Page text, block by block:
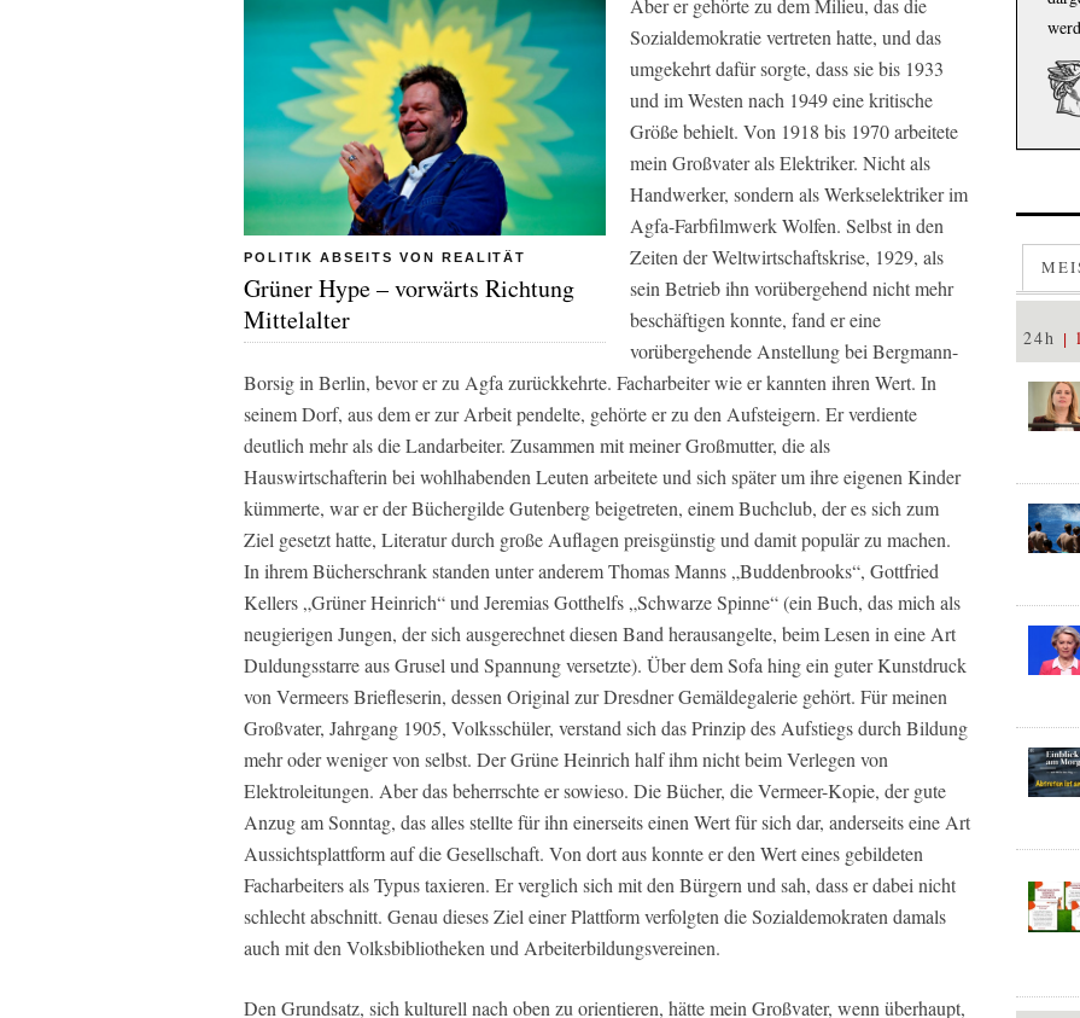
POLITIK ABSEITS VON REALITÄT
Grüner Hype – vorwärts Richtung
Mittelalter
Aber er gehörte zu dem Milieu, das die
Sozialdemokratie vertreten hatte, und das
umgekehrt dafür sorgte, dass sie bis 1933
und im Westen nach 1949 eine kritische
Größe behielt. Von 1918 bis 1970 arbeitete
mein Großvater als Elektriker. Nicht als
Handwerker, sondern als Werkselektriker im
Agfa-Farbfilmwerk Wolfen. Selbst in den
Zeiten der Weltwirtschaftskrise, 1929, als
sein Betrieb ihn vorübergehend nicht mehr
beschäftigen konnte, fand er eine
vorübergehende Anstellung bei Bergmann-
Borsig in Berlin, bevor er zu Agfa zurückkehrte. Facharbeiter wie er kannten ihren Wert. In
seinem Dorf, aus dem er zur Arbeit pendelte, gehörte er zu den Aufsteigern. Er verdiente
deutlich mehr als die Landarbeiter. Zusammen mit meiner Großmutter, die als
Hauswirtschafterin bei wohlhabenden Leuten arbeitete und sich später um ihre eigenen Kinder
kümmerte, war er der Büchergilde Gutenberg beigetreten, einem Buchclub, der es sich zum
Ziel gesetzt hatte, Literatur durch große Auflagen preisgünstig und damit populär zu machen.
In ihrem Bücherschrank standen unter anderem Thomas Manns „Buddenbrooks“, Gottfried
Kellers „Grüner Heinrich“ und Jeremias Gotthelfs „Schwarze Spinne“ (ein Buch, das mich als
neugierigen Jungen, der sich ausgerechnet diesen Band herausangelte, beim Lesen in eine Art
Duldungsstarre aus Grusel und Spannung versetzte). Über dem Sofa hing ein guter Kunstdruck
von Vermeers Briefleserin, dessen Original zur Dresdner Gemäldegalerie gehört. Für meinen
Großvater, Jahrgang 1905, Volksschüler, verstand sich das Prinzip des Aufstiegs durch Bildung
mehr oder weniger von selbst. Der Grüne Heinrich half ihm nicht beim Verlegen von
Elektroleitungen. Aber das beherrschte er sowieso. Die Bücher, die Vermeer-Kopie, der gute
Anzug am Sonntag, das alles stellte für ihn einerseits einen Wert für sich dar, anderseits eine Art
Aussichtsplattform auf die Gesellschaft. Von dort aus konnte er den Wert eines gebildeten
Facharbeiters als Typus taxieren. Er verglich sich mit den Bürgern und sah, dass er dabei nicht
schlecht abschnitt. Genau dieses Ziel einer Plattform verfolgten die Sozialdemokraten damals
auch mit den Volksbibliotheken und Arbeiterbildungsvereinen.
Den Grundsatz, sich kulturell nach oben zu orientieren, hätte mein Großvater, wenn überhaupt,
24h